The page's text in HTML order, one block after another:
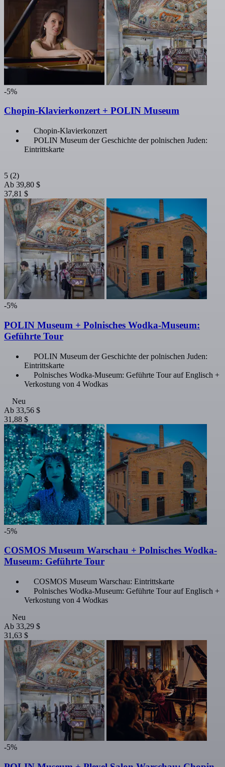
-5%
Chopin-Klavierkonzert + POLIN Museum
Chopin-Klavierkonzert
POLIN Museum der Geschichte der polnischen Juden:
Eintrittskarte
5 (2)
Ab 39,80 $
37,81 $
-5%
POLIN Museum + Polnisches Wodka-Museum:
Geführte Tour
POLIN Museum der Geschichte der polnischen Juden:
Eintrittskarte
Polnisches Wodka-Museum: Geführte Tour auf Englisch +
Verkostung von 4 Wodkas
Neu
Ab 33,56 $
31,88 $
-5%
COSMOS Museum Warschau + Polnisches Wodka-
Museum: Geführte Tour
COSMOS Museum Warschau: Eintrittskarte
Polnisches Wodka-Museum: Geführte Tour auf Englisch +
Verkostung von 4 Wodkas
Neu
Ab 33,29 $
31,63 $
-5%